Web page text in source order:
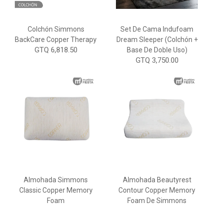
Colchón Simmons
BackCare Copper Therapy
GTQ 6,818.50
Set De Cama Indufoam
Dream Sleeper (Colchón +
Base De Doble Uso)
GTQ 3,750.00
Almohada Simmons
Classic Copper Memory
Foam
Almohada Beautyrest
Contour Copper Memory
Foam De Simmons